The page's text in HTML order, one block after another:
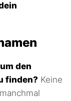
den
finden? Keine